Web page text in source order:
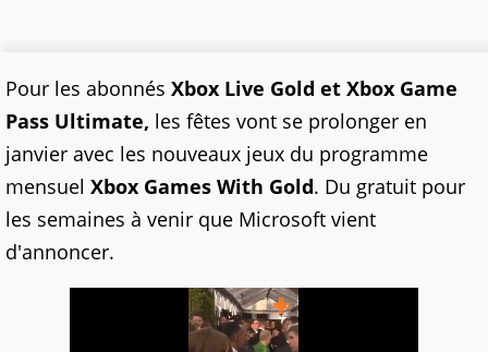
Pour les abonnés Xbox Live Gold et Xbox Game
Pass Ultimate, les fêtes vont se prolonger en
janvier avec les nouveaux jeux du programme
mensuel Xbox Games With Gold. Du gratuit pour
les semaines à venir que Microsoft vient
d'annoncer.